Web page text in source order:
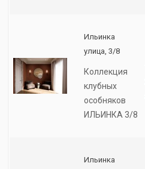
Ильинка
улица, 3/8
Коллекция
клубных
особняков
ИЛЬИНКА 3/8
Ильинка